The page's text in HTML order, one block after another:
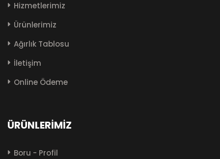
Hizmetlerimiz
Ürünlerimiz
Ağırlık Tablosu
İletişim
Online Ödeme
ÜRÜNLERIMIZ
Boru - Profil